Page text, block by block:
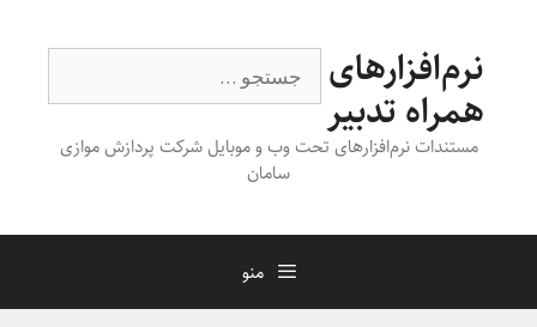
نرم‌افزارهای
همراه تدبیر
مستندات نرم‌افزارهای تحت وب و موبایل شرکت پردازش موازی
سامان
منو